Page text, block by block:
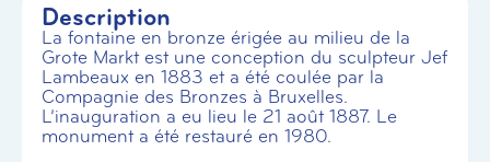
Description
La fontaine en bronze érigée au milieu de la
Grote Markt est une conception du sculpteur Jef
Lambeaux en 1883 et a été coulée par la
Compagnie des Bronzes à Bruxelles.
L’inauguration a eu lieu le 21 août 1887. Le
monument a été restauré en 1980.